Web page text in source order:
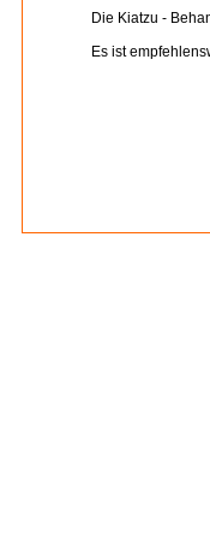
Die Kiatzu -
Es ist